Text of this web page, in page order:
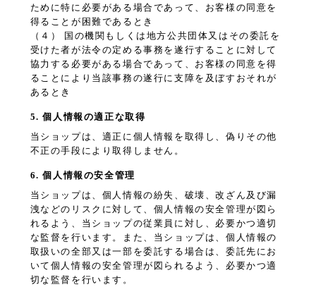
ために特に必要がある場合であって、お客様の同意を
得ることが困難であるとき
（４） 国の機関もしくは地方公共団体又はその委託を
受けた者が法令の定める事務を遂行することに対して
協力する必要がある場合であって、お客様の同意を得
ることにより当該事務の遂行に支障を及ぼすおそれが
あるとき
5. 個人情報の適正な取得
当ショップは、適正に個人情報を取得し、偽りその他
不正の手段により取得しません。
6. 個人情報の安全管理
当ショップは、個人情報の紛失、破壊、改ざん及び漏
洩などのリスクに対して、個人情報の安全管理が図ら
れるよう、当ショップの従業員に対し、必要かつ適切
な監督を行います。また、当ショップは、個人情報の
取扱いの全部又は一部を委託する場合は、委託先にお
いて個人情報の安全管理が図られるよう、必要かつ適
切な監督を行います。